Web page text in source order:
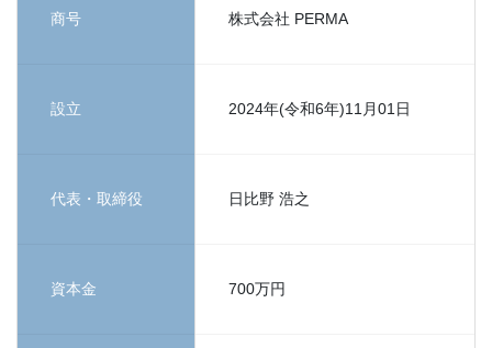
商号 株式会社 PERMA
設立 2024年(令和6年)11月01日
代表・取締役 日比野 浩之
資本金 700万円